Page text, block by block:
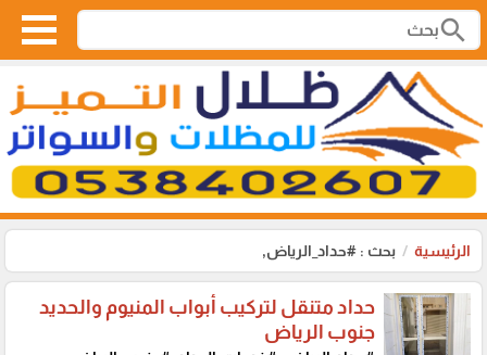
search
الرئيسية بحث : #حداد_الرياض,
حداد متنقل لتركيب أبواب المنيوم والحديد
جنوب الرياض